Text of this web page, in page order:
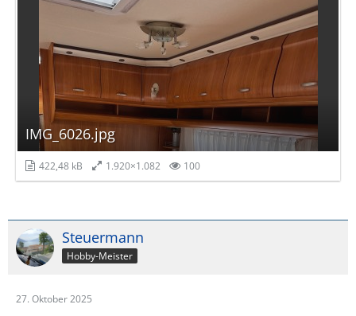
IMG_6026.jpg
422,48 kB 1.920×1.082 100
Steuermann
Hobby-Meister
27. Oktober 2025